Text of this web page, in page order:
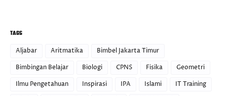
TAGS
Aljabar
Aritmatika
Bimbel Jakarta Timur
Bimbingan Belajar
Biologi CPNS Fisika
Geometri
Ilmu Pengetahuan
Inspirasi IPA Islami
IT Training